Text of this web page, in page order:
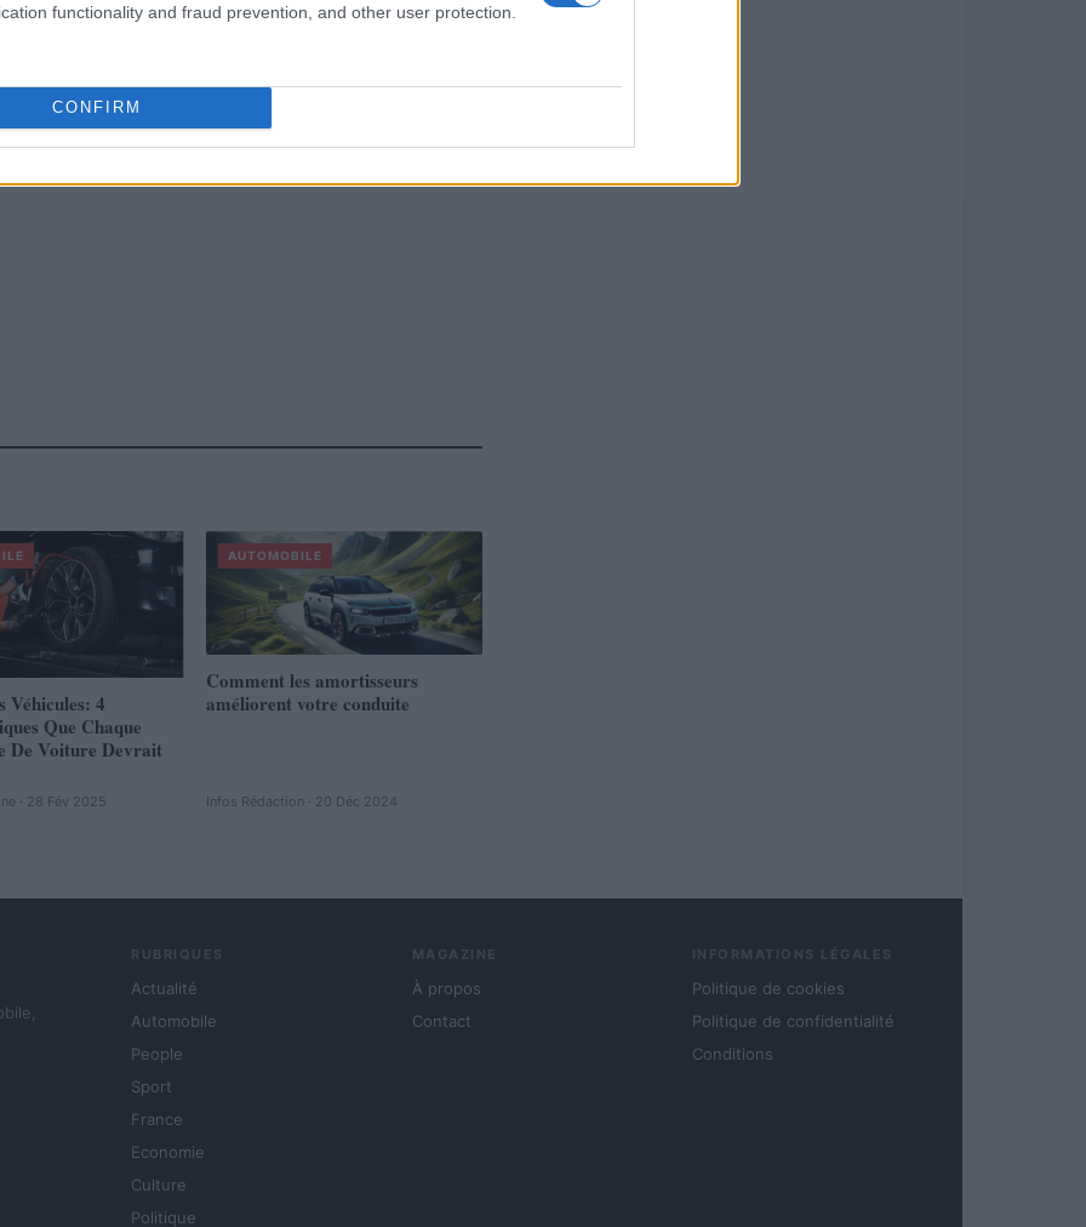
functionality and fraud prevention, and other user protection.
CONFIRM
Véhicules: 4
Que Chaque
De Voiture Devrait
· 28 Fév 2025
AUTOMOBILE
Comment les amortisseurs
améliorent votre conduite
Infos Rédaction · 20 Déc 2024
RUBRIQUES
Actualité
Automobile
People
Sport
France
Economie
Culture
Politique
MAGAZINE
À propos
Contact
INFORMATIONS LÉGALES
Politique de cookies
Politique de confidentialité
Conditions